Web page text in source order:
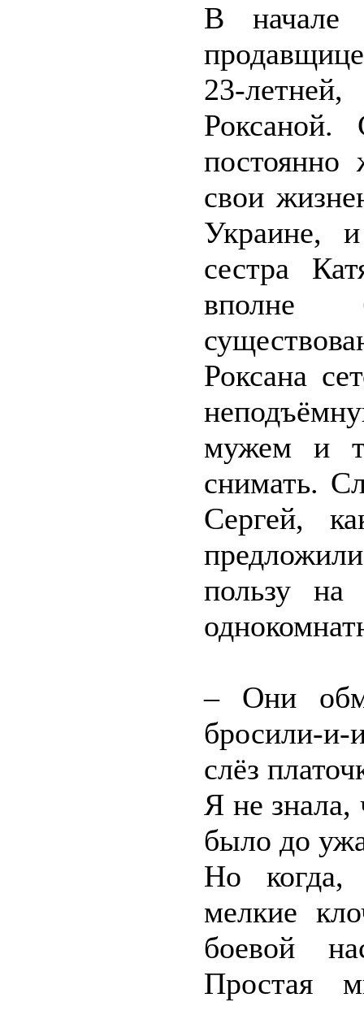
В начале
23-
постоянно
свои
Украине,
сестра
вполне
Роксана
мужем и
снимать.
Сергей,
пользу на
– Они
бросили-
слёз
Я не знала,
было до
Но когда,
мелкие
боевой
Простая